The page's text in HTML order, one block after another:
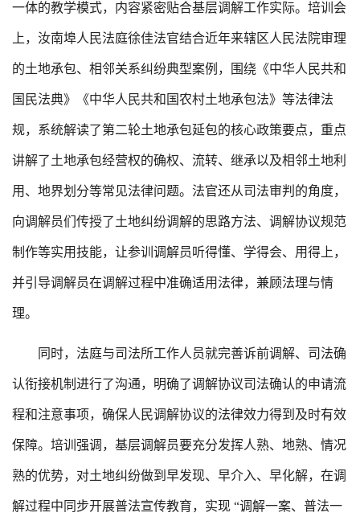
一体的教学模式，内容紧密贴合基层调解工作实际。培训会
上，汝南埠人民法庭徐佳法官结合近年来辖区人民法院审理
的土地承包、相邻关系纠纷典型案例，围绕《中华人民共和
国民法典》《中华人民共和国农村土地承包法》等法律法
规，系统解读了第二轮土地承包延包的核心政策要点，重点
讲解了土地承包经营权的确权、流转、继承以及相邻土地利
用、地界划分等常见法律问题。法官还从司法审判的角度，
向调解员们传授了土地纠纷调解的思路方法、调解协议规范
制作等实用技能，让参训调解员听得懂、学得会、用得上，
并引导调解员在调解过程中准确适用法律，兼顾法理与情
理。
同时，法庭与司法所工作人员就完善诉前调解、司法确
认衔接机制进行了沟通，明确了调解协议司法确认的申请流
程和注意事项，确保人民调解协议的法律效力得到及时有效
保障。培训强调，基层调解员要充分发挥人熟、地熟、情况
熟的优势，对土地纠纷做到早发现、早介入、早化解，在调
解过程中同步开展普法宣传教育，实现 “调解一案、普法一